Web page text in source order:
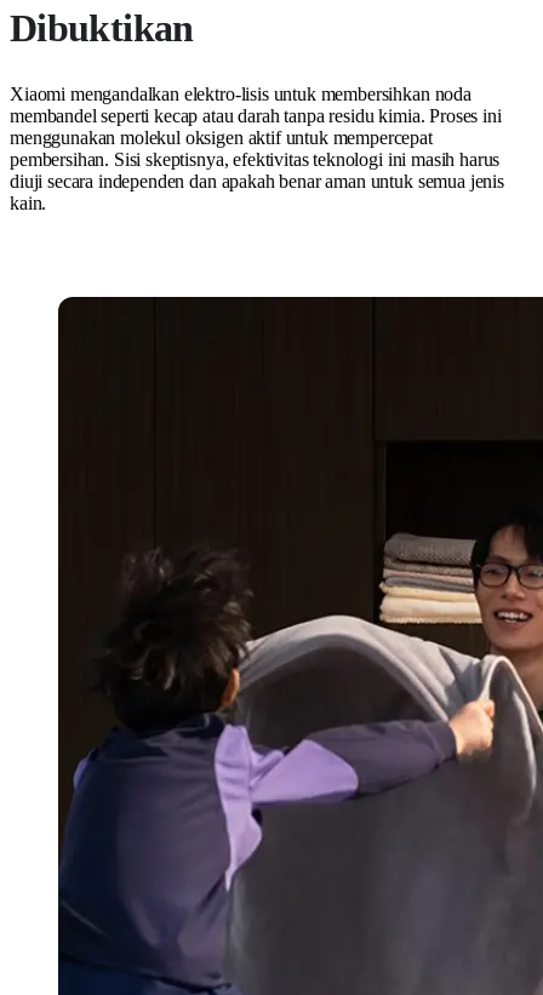
Dibuktikan
Xiaomi mengandalkan elektro-lisis untuk membersihkan noda
membandel seperti kecap atau darah tanpa residu kimia. Proses ini
menggunakan molekul oksigen aktif untuk mempercepat
pembersihan. Sisi skeptisnya, efektivitas teknologi ini masih harus
diuji secara independen dan apakah benar aman untuk semua jenis
kain.